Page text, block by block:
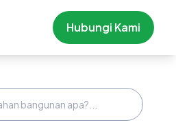
Hubungi Kami